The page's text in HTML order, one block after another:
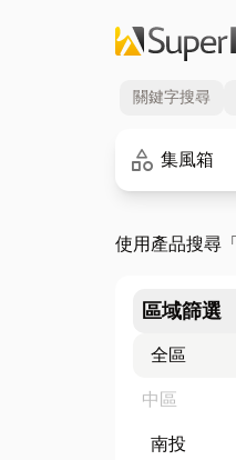
關鍵字搜尋
category
關鍵字
使用產品搜尋
區域篩選
全區
中區
南投